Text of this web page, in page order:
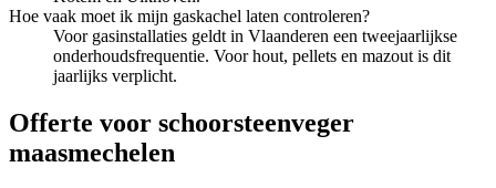
Hoe vaak moet ik mijn gaskachel laten controleren?
Voor gasinstallaties geldt in Vlaanderen een tweejaarlijkse
onderhoudsfrequentie. Voor hout, pellets en mazout is dit
jaarlijks verplicht.
Offerte voor schoorsteenveger
maasmechelen